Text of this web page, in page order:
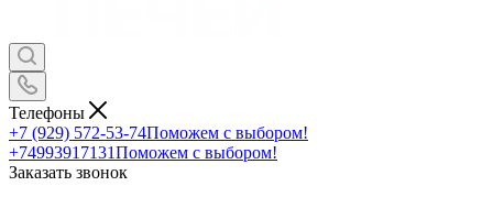
Телефоны
+7 (929) 572-53-74Поможем с выбором!
+74993917131Поможем с выбором!
Заказать звонок